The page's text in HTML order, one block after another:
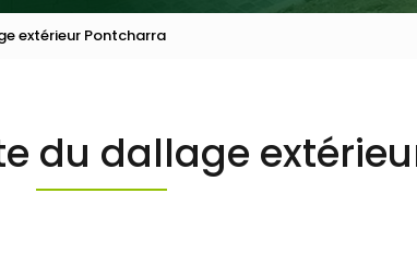
Pergola
extérieur Pontcharra
du dallage